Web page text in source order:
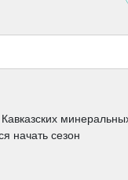
начать сезон